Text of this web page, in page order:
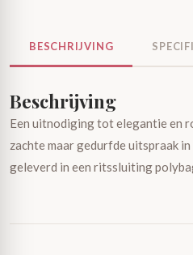
BESCHRIJVING
Beschrijving
Een uitnodiging tot elegantie en
zachte maar gedurfde uitspraak
geleverd in een ritssluiting